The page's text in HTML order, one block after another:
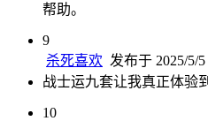
帮助。
9
杀死喜欢 发布于 2025/5/5
战士运九套让我真正体验
10